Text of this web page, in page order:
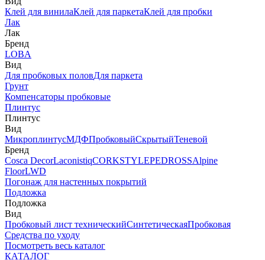
Клей для винилаКлей для паркетаКлей для пробки
Лак
Лак
Бренд
LOBA
Вид
Для пробковых половДля паркета
Грунт
Компенсаторы пробковые
Плинтус
Плинтус
Вид
МикроплинтусМДФПробковыйСкрытыйТеневой
Бренд
Cosca DecorLaconistiqCORKSTYLEPEDROSSAlpine
FloorLWD
Погонаж для настенных покрытий
Подложка
Подложка
Вид
Пробковый лист техническийСинтетическаяПробковая
Средства по уходу
Посмотреть весь каталог
КАТАЛОГ